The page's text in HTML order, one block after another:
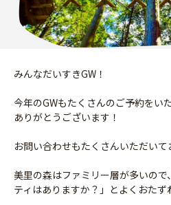
みんなだいすきGW！
今年のGWもたくさんのご予約をい
ありがとうございます！
お問い合わせもたくさんいただいて
美里の森はファミリー層が多いの
ティはありますか？」とよくおたず